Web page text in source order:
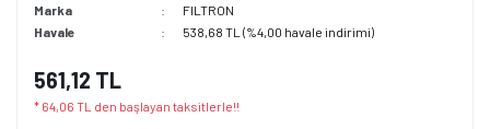
Marka
FILTRON
Havale
538,68 TL (%4,00 havale indirimi)
561,12 TL
* 64,06 TL den başlayan taksitlerle!!